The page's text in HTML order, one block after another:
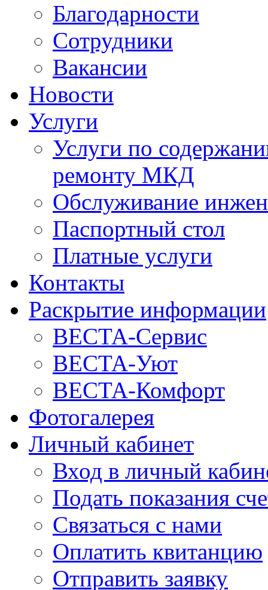
Благодарности
Сотрудники
Вакансии
Новости
Услуги
Услуги по
ремонту МКД
Обслуживание
Паспортный стол
Платные услуги
Контакты
Раскрытие информации
ВЕСТА-Сервис
ВЕСТА-Уют
ВЕСТА-Комфорт
Фотогалерея
Личный кабинет
Вход в личный
Подать показания
Связаться с нами
Оплатить квитанцию
Отправить заявку